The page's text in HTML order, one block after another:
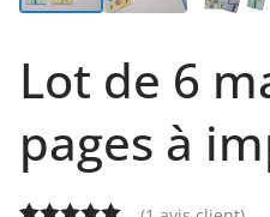
Lot de 6
pages à